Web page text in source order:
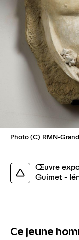
Photo (C) RMN-
Œuvre
Guimet -
Ce jeune